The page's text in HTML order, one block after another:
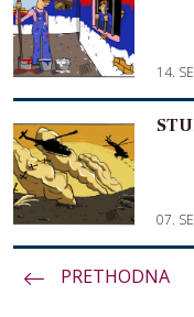
14.
07.
PRETHODNA